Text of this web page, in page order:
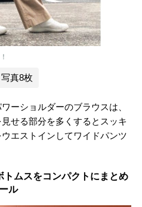
写真8枚
ーショルダーのブラウスは、
せる部分を多くするとスッキ
エストインしてワイドパンツ
ムスをコンパクトにまとめ
ル